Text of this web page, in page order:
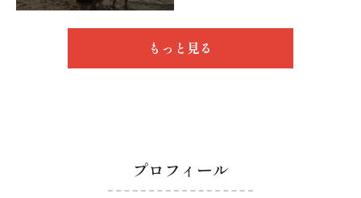
もっと見る
プロフィール